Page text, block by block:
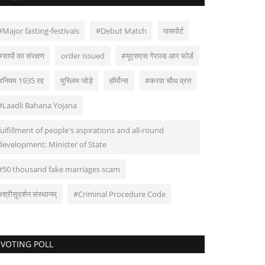
fasting-festivals #Debut Match पासपोर्ट
का संरक्षण order issued #यूएसएस गेराल्ड आर फोर्ड
1935 रद्द मुस्लिम जोड़े हॉर्मोन्स #करवा चौथ व्रत
Bahana Yojana
of people's aspirations and all-round
Minister of State
thousand fake marriages scam
संस्थानम् #Criminal Procedure Code
VOTING POLL